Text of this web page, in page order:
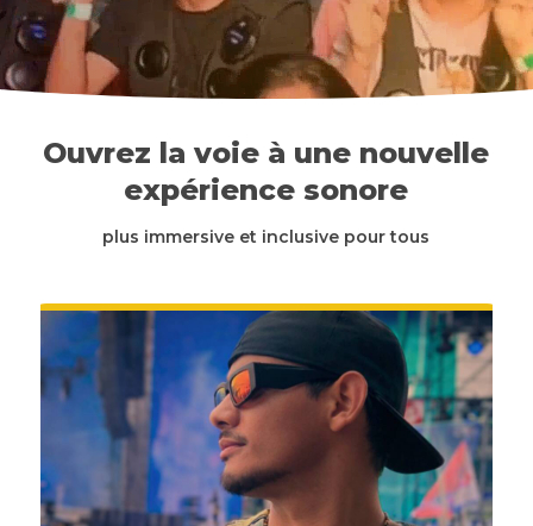
Ouvrez la voie à une nouvelle
expérience sonore
plus immersive et inclusive pour tous
IMMERSION SONORE & INCLUSION